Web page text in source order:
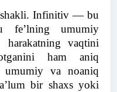
Infinitiv — bu
fe’lning umumiy
harakatning vaqtini
ham aniq
umumiy va noaniq
bir shaxs yoki